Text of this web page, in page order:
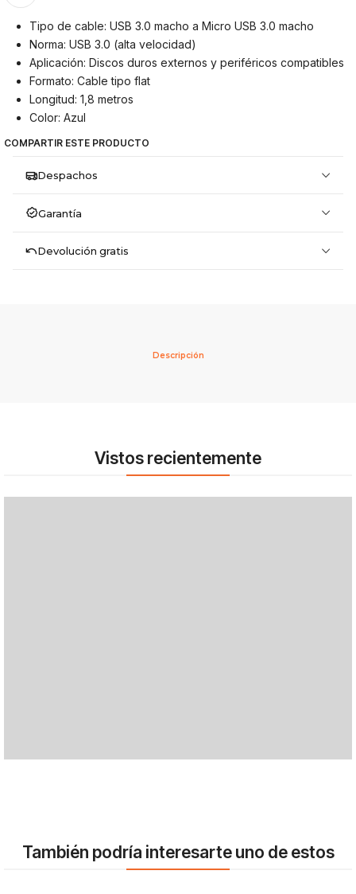
Tipo de cable: USB 3.0 macho a Micro USB 3.0 macho
Norma: USB 3.0 (alta velocidad)
Aplicación: Discos duros externos y periféricos compatibles
Formato: Cable tipo flat
Longitud: 1,8 metros
Color: Azul
COMPARTIR ESTE PRODUCTO
Despachos
Garantía
Devolución gratis
Descripción
Vistos recientemente
También podría interesarte uno de estos